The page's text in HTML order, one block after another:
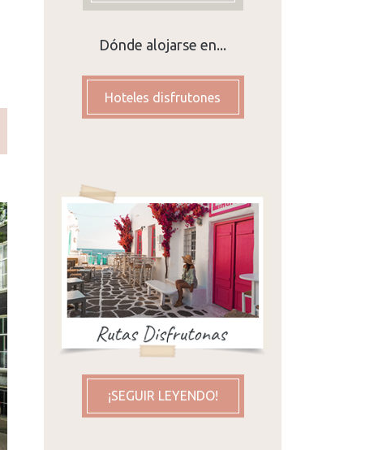
Dónde alojarse en...
Hoteles disfrutones
¡SEGUIR LEYENDO!